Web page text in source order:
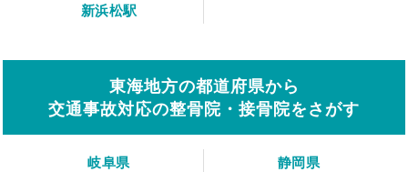
新浜松駅
東海地方の都道府県から
交通事故対応の整骨院・接骨院をさがす
岐阜県
静岡県